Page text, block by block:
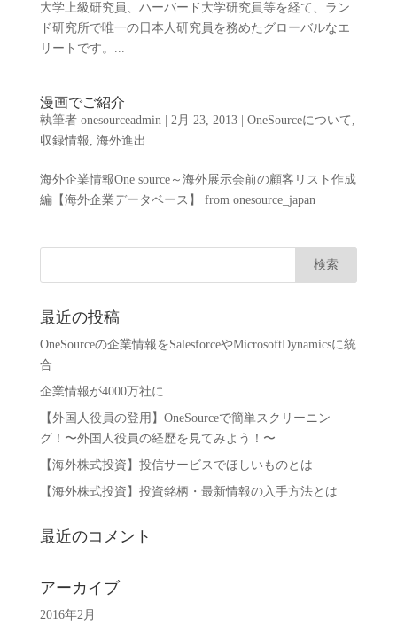
大学上級研究員、ハーバード大学研究員等を経て、ラン
ド研究所で唯一の日本人研究員を務めたグローバルなエ
リートです。...
漫画でご紹介
執筆者 onesourceadmin| 2月 23, 2013| OneSourceについて ,
収録情報, 海外進出
海外企業情報One source～海外展示会前の顧客リスト作成
編【海外企業データベース】 from onesource_japan
最近の投稿
OneSourceの企業情報をSalesforceやMicrosoftDynamicsに統
合
企業情報が4000万社に
【外国人役員の登用】OneSourceで簡単スクリーニン
グ！〜外国人役員の経歴を見てみよう！〜
【海外株式投資】投信サービスでほしいものとは
【海外株式投資】投資銘柄・最新情報の入手方法とは
最近のコメント
アーカイブ
2016年2月